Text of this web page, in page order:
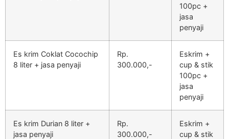
100pc +
jasa
penyaji
Es krim Coklat Cocochip
8 liter + jasa penyaji
Rp.
300.000,-
Eskrim +
cup & stik
100pc +
jasa
penyaji
Es krim Durian 8 liter +
jasa penyaji
Rp.
300.000,-
Eskrim +
cup & stik